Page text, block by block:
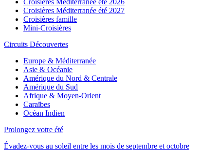
Croisières Méditerranée été 2026
Croisières Méditerranée été 2027
Croisières famille
Mini-Croisières
Circuits Découvertes
Europe & Méditerranée
Asie & Océanie
Amérique du Nord & Centrale
Amérique du Sud
Afrique & Moyen-Orient
Caraïbes
Océan Indien
Prolongez votre été
Évadez-vous au soleil entre les mois de septembre et octobre